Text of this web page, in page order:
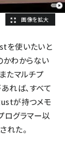
を使いたいと
かわからない
たマルチプ
れば、すべて
が持つメモ
ログラマー以
れた。